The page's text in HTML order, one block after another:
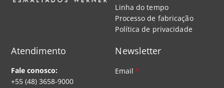
Linha do tempo
Processo de fabricação
Política de privacidade
Atendimento
Fale conosco:
+55 (48) 3658-9000
Newsletter
Email*